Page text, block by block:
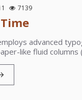
7139
advanced
like fluid columns